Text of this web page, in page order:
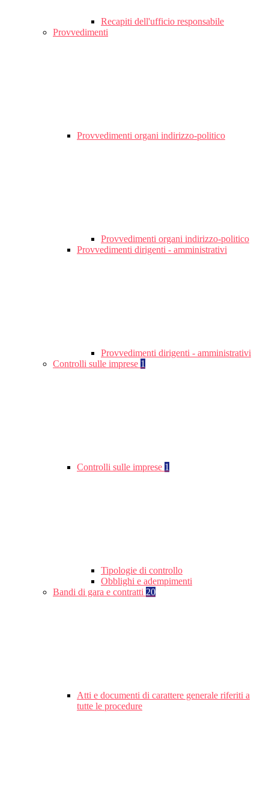
Recapiti dell'ufficio responsabile
Provvedimenti
Provvedimenti organi indirizzo-politico
Provvedimenti organi indirizzo-politico
Provvedimenti dirigenti - amministrativi
Provvedimenti dirigenti - amministrativi
Controlli sulle imprese 1
Controlli sulle imprese 1
Tipologie di controllo
Obblighi e adempimenti
Bandi di gara e contratti 20
Atti e documenti di carattere generale riferiti a
tutte le procedure